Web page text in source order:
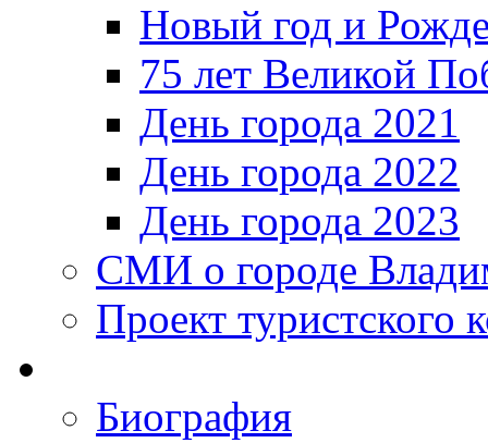
Новый год и
75 лет Великой
День города 2021
День города 2022
День города 2023
СМИ о городе
Проект туристского
Биография